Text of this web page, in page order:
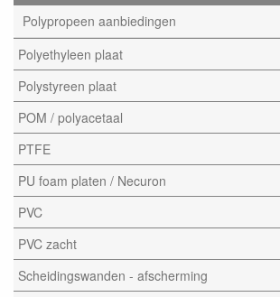
Polypropeen aanbiedingen
Polyethyleen plaat
Polystyreen plaat
POM / polyacetaal
PTFE
PU foam platen / Necuron
PVC
PVC zacht
Scheidingswanden - afscherming